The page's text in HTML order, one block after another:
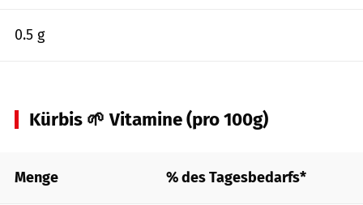
0.5 g
Kürbis 🌱 Vitamine (pro 100g)
Menge % des Tagesbedarfs*